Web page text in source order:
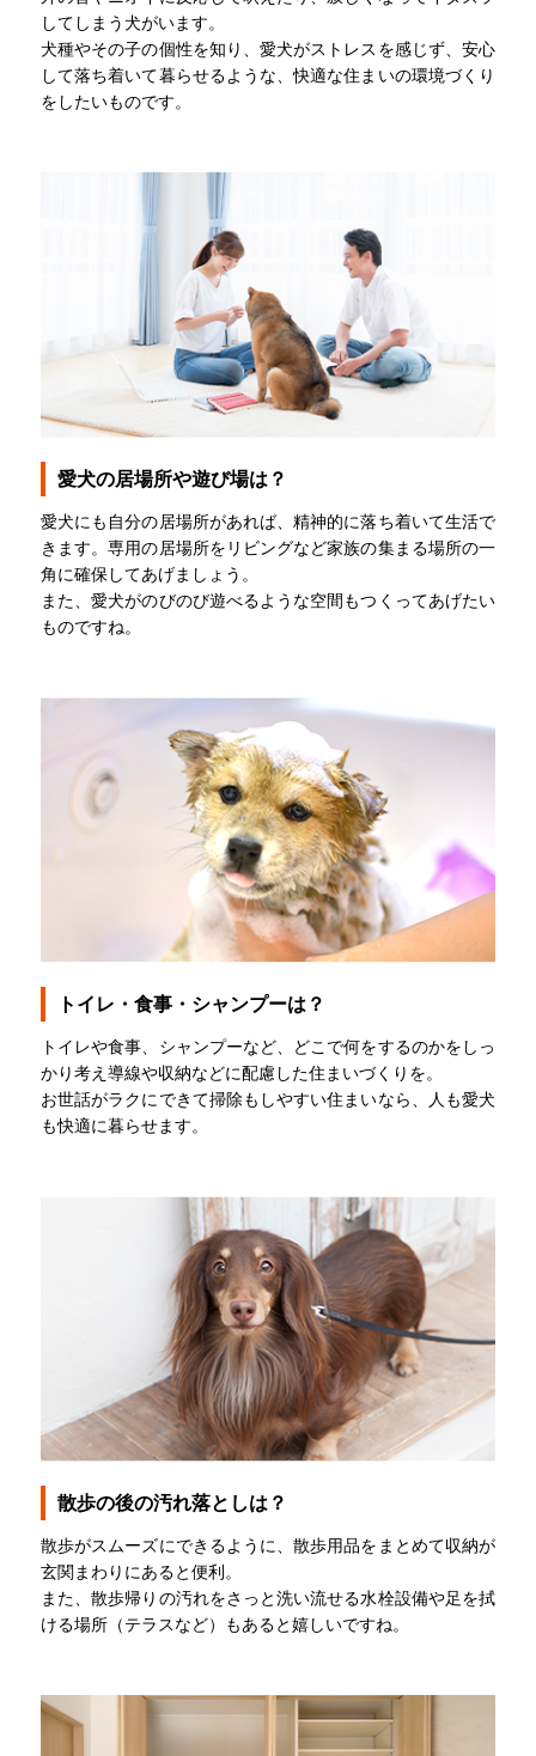
してしまう犬がいます。
犬種やその子の個性を知り、愛犬がストレスを感じず、安心
して落ち着いて暮らせるような、快適な住まいの環境づくり
をしたいものです。
愛犬の居場所や遊び場は？
愛犬にも自分の居場所があれば、精神的に落ち着いて生活で
きます。専用の居場所をリビングなど家族の集まる場所の一
角に確保してあげましょう。
また、愛犬がのびのび遊べるような空間もつくってあげたい
ものですね。
トイレ・食事・シャンプーは？
トイレや食事、シャンプーなど、どこで何をするのかをしっ
かり考え導線や収納などに配慮した住まいづくりを。
お世話がラクにできて掃除もしやすい住まいなら、人も愛犬
も快適に暮らせます。
散歩の後の汚れ落としは？
散歩がスムーズにできるように、散歩用品をまとめて収納が
玄関まわりにあると便利。
また、散歩帰りの汚れをさっと洗い流せる水栓設備や足を拭
ける場所（テラスなど）もあると嬉しいですね。